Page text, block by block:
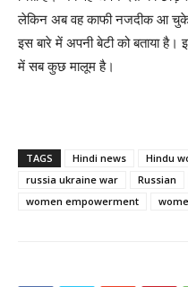
लेकिन अब वह काफी नजदीक आ चुके
इस बारे में अपनी बेटी को बताया है।
में सब कुछ मालूम है।
TAGS Hindi news Hindu
russia ukraine war
Russian
women empowerment